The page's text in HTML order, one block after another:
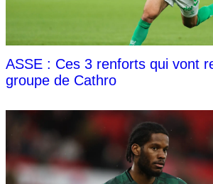
ASSE : Ces 3 renforts qui vont
groupe de Cathro